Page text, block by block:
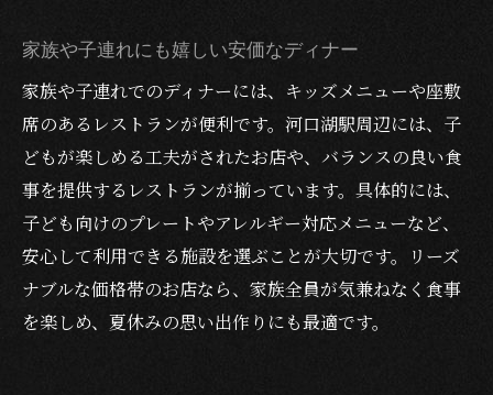
家族や子連れにも嬉しい安価なディナー
家族や子連れでのディナーには、キッズメニューや座敷
席のあるレストランが便利です。河口湖駅周辺には、子
どもが楽しめる工夫がされたお店や、バランスの良い食
事を提供するレストランが揃っています。具体的には、
子ども向けのプレートやアレルギー対応メニューなど、
安心して利用できる施設を選ぶことが大切です。リーズ
ナブルな価格帯のお店なら、家族全員が気兼ねなく食事
を楽しめ、夏休みの思い出作りにも最適です。